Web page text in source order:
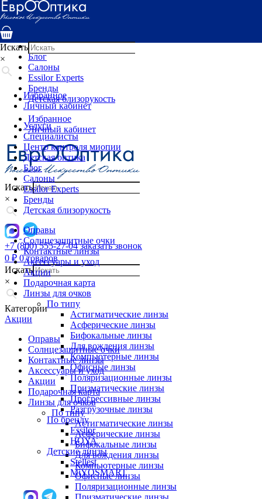
Услуги
Специалисты
Детская оптика
Блог
Салоны
Essilor Experts
Бренды
Детская близорукость
Избранное
Личный кабинет
Искать
×
+7 (800) 555-27-04 заказать звонок
0 ₽ 0 товаров
Искать
×
Категории
Акции
Оправы
Солнцезащитные очки
Контактные линзы
Аксессуары и уход
Акции
Подарочная карта
Линзы для очков
По типу
Астигматические линзы
Асферические линзы
Бифокальные линзы
Для вождения линзы
Компьютерные линзы
Офисные линзы
Поляризационные линзы
Призматические линзы
Искать
×
Избранное
Личный кабинет
Услуги
Специалисты
Центр контроля миопии
Детская оптика
Блог
Салоны
Essilor Experts
Бренды
Детская близорукость
Оправы
Солнцезащитные очки
Контактные линзы
Аксессуары и уход
Акции
Подарочная карта
Линзы для очков
По типу
Астигматические линзы
Асферические линзы
Бифокальные линзы
Для вождения линзы
Компьютерные линзы
Офисные линзы
Поляризационные линзы
Призматические линзы
Прогрессивные линзы
Разгрузочные линзы
По бренду
Essilor
HOYA
Детские линзы
Stellest
MiYOSMART